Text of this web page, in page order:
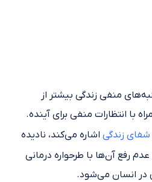
منفی زندگی بیشتر از
با انتظارات منفی برای آینده.
شفای زندگی اشاره می‌کند، نادیده
رفع آن‌ها با طرحواره درمانی
در انسان می‌شود.